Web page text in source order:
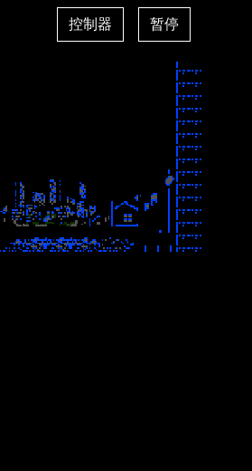
控制器 暂停